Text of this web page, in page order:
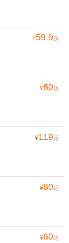
¥59.9起
¥60起
¥119起
¥60起
¥60起